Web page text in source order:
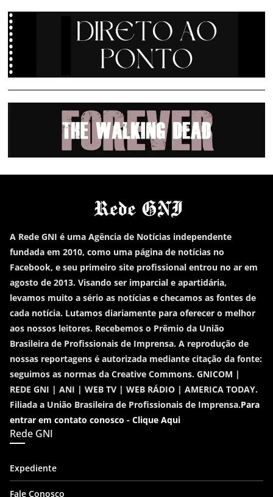
A Rede GNI é uma Agência de Notícias independente
fundada em 2010, como uma página de notícias no
Facebook, e seu primeiro site profissional entrou no ar em
agosto de 2013. Visando ser imparcial e apartidária,
levamos muito a sério as notícias e checamos as fontes de
cada notícia. Lutamos diariamente para oferecer o melhor
aos nossos leitores. Recebemos o Prêmio da União
Brasileira de Profissionais de Imprensa. A reprodução de
nossas reportagens é autorizada mediante citação da fonte:
seguimos as normas da Creative Commons. GNICOM |
REDE GNI | ANI | WEB TV | WEB RÁDIO | AMERICA TODAY.
Filiada a União Brasileira de Profissionais de Imprensa.Para
entrar em contato conosco - Clique Aqui
Rede GNI
Expediente
Fale Conosco